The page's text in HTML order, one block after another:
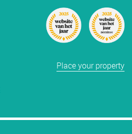
Place your property